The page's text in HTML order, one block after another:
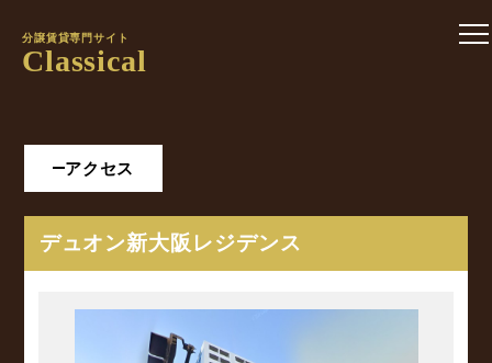
分譲賃貸専門サイト
Classical
アクセス
デュオン新大阪レジデンス